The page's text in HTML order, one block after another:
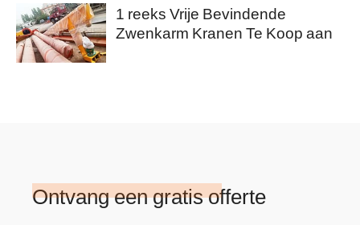
1 reeks Vrije Bevindende
Zwenkarm Kranen Te Koop aan
Ontvang een gratis offerte